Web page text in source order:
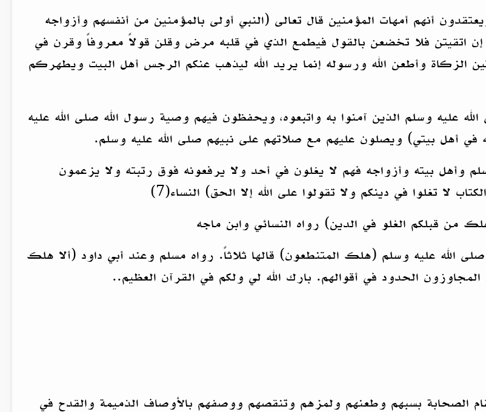
أنهم أمهات المؤمنين قال تعالى (النبي أولى بالمؤمنين من أنفسهم وأزواجه
إن اتقيتن فلا تخضعن بالقول فيطمع الذي في قلبه مرض وقلن قولاً معروفاً وقرن في
الزكاة وأطعن الله ورسوله إنما يريد الله ليذهب عنكم الرجس أهل البيت ويطهركم
عليه وسلم الذين آمنوا به واتبعوه، ويحفظون فيهم وصية رسول الله صلى الله عليه
أهل بيتي) ويصلون عليهم مع صلاتهم على نبيهم صلى الله عليه وسلم.
وأهل بيته وأزواجه فهم لا يغلون في أحد ولا يرفعونه فوق رتبته ولا يزعمون
لا تغلوا في دينكم ولا تقولوا على الله إلا الحق) النساء(7)
من قبلكم الغلو في الدين) رواه النسائي وابن ماجه
الله عليه وسلم (هلك المتنطعون) قالها ثلاثاً. رواه مسلم وعند أبي داود (ألا هلك
المجاوزون الحدود في أقوالهم. بارك الله لي ولكم في القرآن العظيم..
الصحابة بسبهم وطعنهم ولمزهم وتنقصهم ووصفهم بالأوصاف الذميمة والقدح في